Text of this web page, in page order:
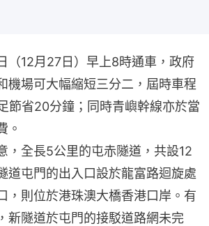
（12月27日）早上8時通車，政府
機場可大幅縮短三分二，屆時車程
節省20分鐘；同時青嶼幹線亦於當
。
，全長5公里的屯赤隧道，共設12
道屯門的出入口設於龍富路迴旋處
，則位於港珠澳大橋香港口岸。有
新隧道於屯門的接駁道路網未完